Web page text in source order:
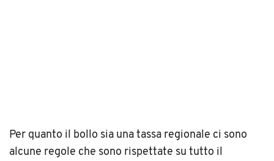
Per quanto il bollo sia una tassa regionale ci sono
alcune regole che sono rispettate su tutto il